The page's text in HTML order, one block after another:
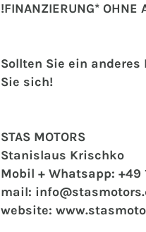
!FINANZIERUNG* OHNE
Sollten Sie ein
Sie sich!
STAS MOTORS
Stanislaus Krischko
Mobil + Whatsapp: +49
mail:
website: